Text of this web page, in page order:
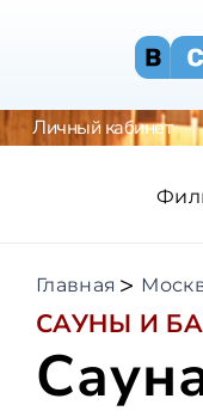
Личный кабинет
Главная
САУНЫ И